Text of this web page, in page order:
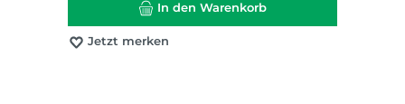
In den Warenkorb
Jetzt merken